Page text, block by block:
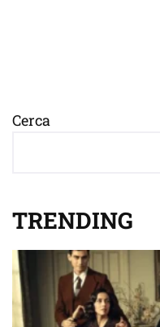
Cerca
TRENDING